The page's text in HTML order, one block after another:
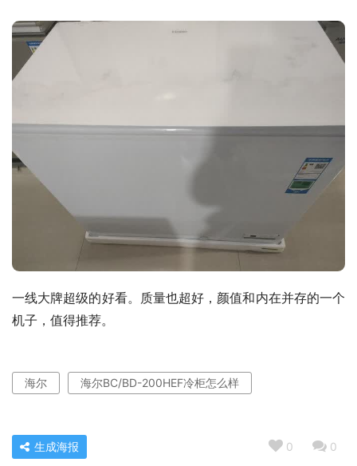
一线大牌超级的好看。质量也超好，颜值和内在并存的一个
机子，值得推荐。
海尔 海尔BC/BD-200HEF冷柜怎么样
0 0
生成海报